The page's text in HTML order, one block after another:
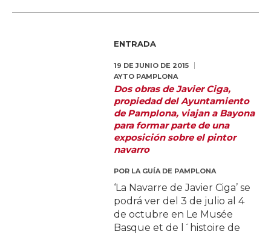
ENTRADA
19 DE JUNIO DE 2015
AYTO PAMPLONA
Dos obras de Javier Ciga,
propiedad del Ayuntamiento
de Pamplona, viajan a Bayona
para formar parte de una
exposición sobre el pintor
navarro
POR LA GUÍA DE PAMPLONA
‘La Navarre de Javier Ciga’ se
podrá ver del 3 de julio al 4
de octubre en Le Musée
Basque et de l´histoire de